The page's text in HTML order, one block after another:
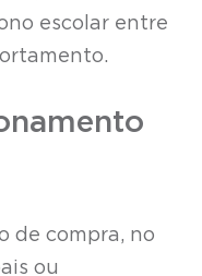
escolar entre
de compra, no
ou